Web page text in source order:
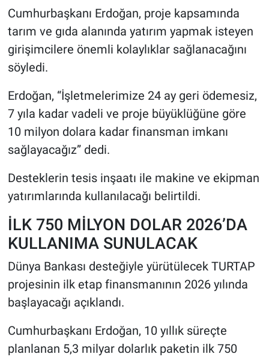
Cumhurbaşkanı Erdoğan, proje kapsamında
tarım ve gıda alanında yatırım yapmak isteyen
girişimcilere önemli kolaylıklar sağlanacağını
söyledi.
Erdoğan, “İşletmelerimize 24 ay geri ödemesiz,
7 yıla kadar vadeli ve proje büyüklüğüne göre
10 milyon dolara kadar finansman imkanı
sağlayacağız” dedi.
Desteklerin tesis inşaatı ile makine ve ekipman
yatırımlarında kullanılacağı belirtildi.
İLK 750 MİLYON DOLAR 2026’DA
KULLANIMA SUNULACAK
Dünya Bankası desteğiyle yürütülecek TURTAP
projesinin ilk etap finansmanının 2026 yılında
başlayacağı açıklandı.
Cumhurbaşkanı Erdoğan, 10 yıllık süreçte
planlanan 5,3 milyar dolarlık paketin ilk 750